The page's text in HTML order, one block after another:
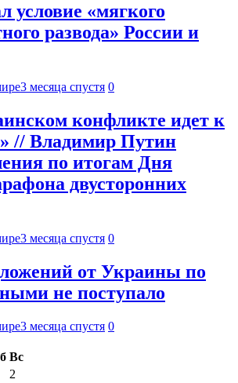
условие «мягкого
развода» России и
3 месяца спустя 0
конфликте идет к
// Владимир Путин
по итогам Дня
двусторонних
3 месяца спустя 0
от Украины по
не поступало
3 месяца спустя 0
Вс
2